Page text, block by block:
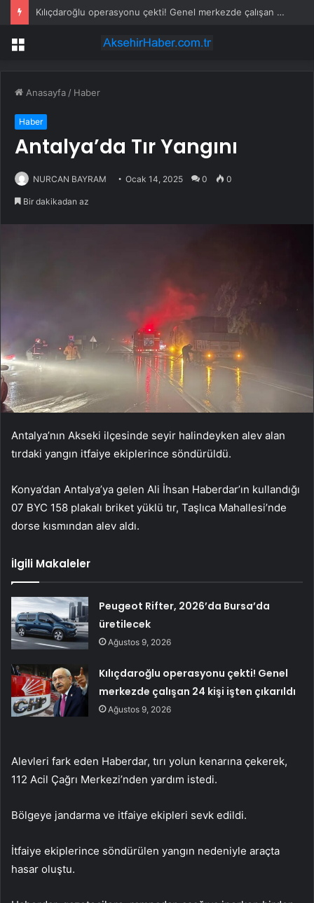
Kılıçdaroğlu operasyonu çekti! Genel merkezde çalışan 24 kişi işten çıkarıldı
Menü
Anasayfa / Haber
Haber
Antalya’da Tır Yangını
NURCAN BAYRAM Ocak 14, 2025 0 0
Bir dakikadan az
Antalya’nın Akseki ilçesinde seyir halindeyken alev alan
tırdaki yangın itfaiye ekiplerince söndürüldü.
Konya’dan Antalya’ya gelen Ali İhsan Haberdar’ın kullandığı
07 BYC 158 plakalı briket yüklü tır, Taşlıca Mahallesi’nde
dorse kısmından alev aldı.
İlgili Makaleler
Peugeot Rifter, 2026’da Bursa’da
üretilecek
Ağustos 9, 2026
Kılıçdaroğlu operasyonu çekti! Genel
merkezde çalışan 24 kişi işten çıkarıldı
Ağustos 9, 2026
Alevleri fark eden Haberdar, tırı yolun kenarına çekerek,
112 Acil Çağrı Merkezi’nden yardım istedi.
Bölgeye jandarma ve itfaiye ekipleri sevk edildi.
İtfaiye ekiplerince söndürülen yangın nedeniyle araçta
hasar oluştu.